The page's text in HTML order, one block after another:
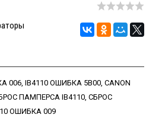
006, IB4110 ОШИБКА 5B00, CANON
ПАМПЕРСА IB4110, СБРОС
ОШИБКА 009